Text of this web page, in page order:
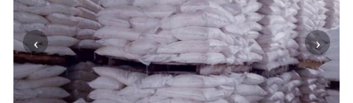
‹ ›